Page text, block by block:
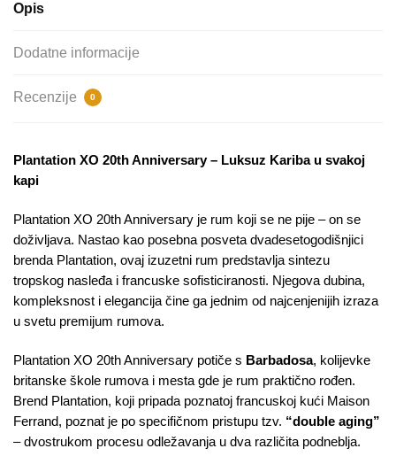
Opis
Dodatne informacije
Recenzije 0
Plantation XO 20th Anniversary – Luksuz Kariba u svakoj
kapi
Plantation XO 20th Anniversary je rum koji se ne pije – on se
doživljava. Nastao kao posebna posveta dvadesetogodišnjici
brenda Plantation, ovaj izuzetni rum predstavlja sintezu
tropskog nasleđa i francuske sofisticiranosti. Njegova dubina,
kompleksnost i elegancija čine ga jednim od najcenjenijih izraza
u svetu premijum rumova.
Plantation XO 20th Anniversary potiče s Barbadosa, kolijevke
britanske škole rumova i mesta gde je rum praktično rođen.
Brend Plantation, koji pripada poznatoj francuskoj kući Maison
Ferrand, poznat je po specifičnom pristupu tzv. “double aging”
– dvostrukom procesu odležavanja u dva različita podneblja.